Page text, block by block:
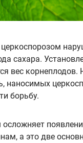
сахара.
вес
наносимых
борьбу.
осложняет
а это две